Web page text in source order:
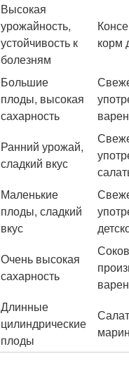
Высокая
урожайность,
устойчивость к
болезням
корм
Большие
плоды, высокая
сахарность
Ранний урожай,
сладкий вкус
Маленькие
плоды, сладкий
вкус
Очень высокая
сахарность
Длинные
цилиндрические
плоды